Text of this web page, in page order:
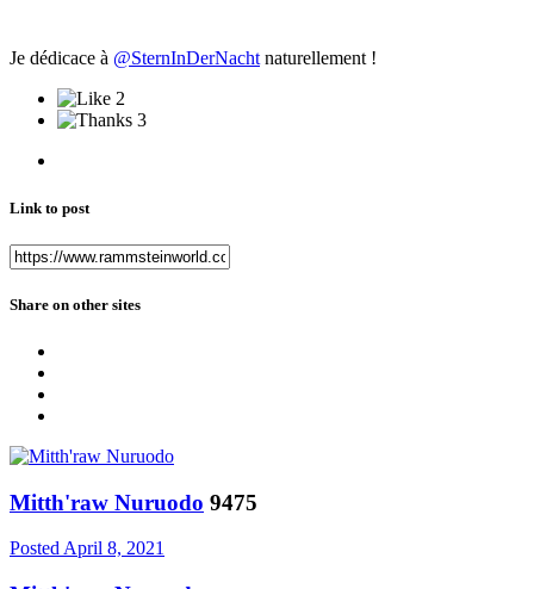
Je dédicace à @SternInDerNacht naturellement !
2
3
Link to post
Share on other sites
Mitth'raw Nuruodo 9475
PostedApril 8, 2021